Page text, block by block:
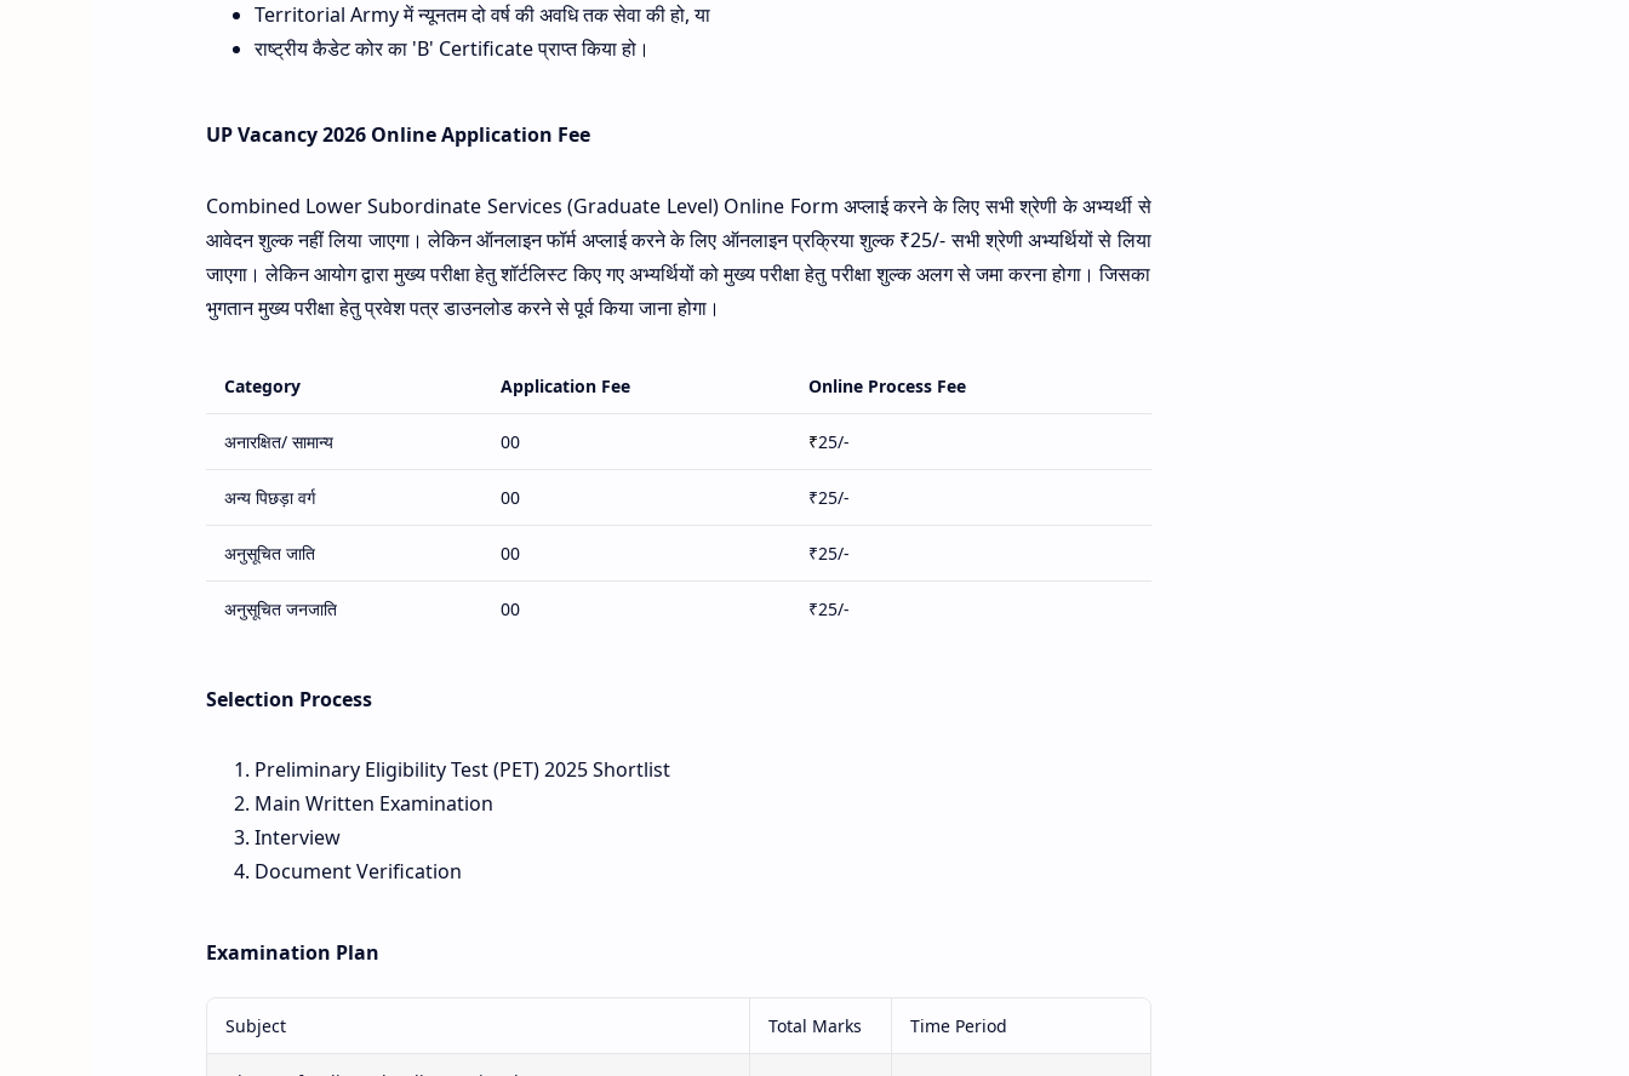
Territorial Army में न्यूनतम दो वर्ष की अवधि तक सेवा की हो, या
राष्ट्रीय कैडेट कोर का 'B' Certificate प्राप्त किया हो।
UP Vacancy 2026 Online Application Fee
Combined Lower Subordinate Services (Graduate Level) Online Form अप्लाई करने के लिए सभी श्रेणी के अभ्यर्थी से
आवेदन शुल्क नहीं लिया जाएगा। लेकिन ऑनलाइन फॉर्म अप्लाई करने के लिए ऑनलाइन प्रक्रिया शुल्क ₹25/- सभी श्रेणी अभ्यर्थियों से लिया
जाएगा। लेकिन आयोग द्वारा मुख्य परीक्षा हेतु शॉर्टलिस्ट किए गए अभ्यर्थियों को मुख्य परीक्षा हेतु परीक्षा शुल्क अलग से जमा करना होगा। जिसका
भुगतान मुख्य परीक्षा हेतु प्रवेश पत्र डाउनलोड करने से पूर्व किया जाना होगा।
Category Application Fee Online Process Fee
अनारक्षित/ सामान्य 00 ₹25/-
अन्य पिछड़ा वर्ग 00 ₹25/-
अनुसूचित जाति 00 ₹25/-
अनुसूचित जनजाति 00 ₹25/-
Selection Process
Preliminary Eligibility Test (PET) 2025 Shortlist
Main Written Examination
Interview
Document Verification
Examination Plan
Subject Total Marks Time Period